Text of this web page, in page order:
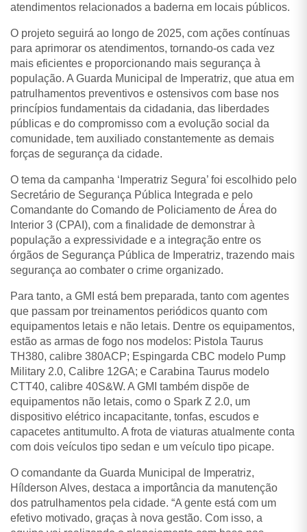
atendimentos relacionados a baderna em locais públicos.
O projeto seguirá ao longo de 2025, com ações contínuas
para aprimorar os atendimentos, tornando-os cada vez
mais eficientes e proporcionando mais segurança à
população. A Guarda Municipal de Imperatriz, que atua em
patrulhamentos preventivos e ostensivos com base nos
princípios fundamentais da cidadania, das liberdades
públicas e do compromisso com a evolução social da
comunidade, tem auxiliado constantemente as demais
forças de segurança da cidade.
O tema da campanha ‘Imperatriz Segura’ foi escolhido pelo
Secretário de Segurança Pública Integrada e pelo
Comandante do Comando de Policiamento de Área do
Interior 3 (CPAI), com a finalidade de demonstrar à
população a expressividade e a integração entre os
órgãos de Segurança Pública de Imperatriz, trazendo mais
segurança ao combater o crime organizado.
Para tanto, a GMI está bem preparada, tanto com agentes
que passam por treinamentos periódicos quanto com
equipamentos letais e não letais. Dentre os equipamentos,
estão as armas de fogo nos modelos: Pistola Taurus
TH380, calibre 380ACP; Espingarda CBC modelo Pump
Military 2.0, Calibre 12GA; e Carabina Taurus modelo
CTT40, calibre 40S&W. A GMI também dispõe de
equipamentos não letais, como o Spark Z 2.0, um
dispositivo elétrico incapacitante, tonfas, escudos e
capacetes antitumulto. A frota de viaturas atualmente conta
com dois veículos tipo sedan e um veículo tipo picape.
O comandante da Guarda Municipal de Imperatriz,
Hílderson Alves, destaca a importância da manutenção
dos patrulhamentos pela cidade. “A gente está com um
efetivo motivado, graças à nova gestão. Com isso, a